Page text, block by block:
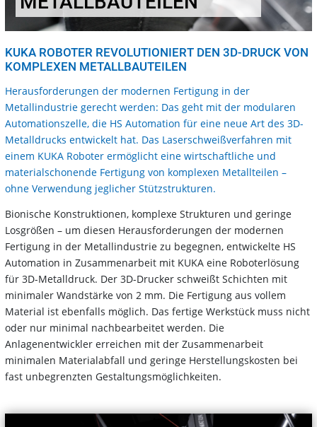
KUKA ROBOTER REVOLUTIONIERT DEN 3D-DRUCK VON
KOMPLEXEN METALLBAUTEILEN
Herausforderungen der modernen Fertigung in der
Metallindustrie gerecht werden: Das geht mit der modularen
Automationszelle, die HS Automation für eine neue Art des 3D-
Metalldrucks entwickelt hat. Das Laserschweißverfahren mit
einem KUKA Roboter ermöglicht eine wirtschaftliche und
materialschonende Fertigung von komplexen Metallteilen –
ohne Verwendung jeglicher Stützstrukturen.
Bionische Konstruktionen, komplexe Strukturen und geringe
Losgrößen – um diesen Herausforderungen der modernen
Fertigung in der Metallindustrie zu begegnen, entwickelte HS
Automation in Zusammenarbeit mit KUKA eine Roboterlösung
für 3D-Metalldruck. Der 3D-Drucker schweißt Schichten mit
minimaler Wandstärke von 2 mm. Die Fertigung aus vollem
Material ist ebenfalls möglich. Das fertige Werkstück muss nicht
oder nur minimal nachbearbeitet werden. Die
Anlagenentwickler erreichen mit der Zusammenarbeit
minimalen Materialabfall und geringe Herstellungskosten bei
fast unbegrenzten Gestaltungsmöglichkeiten.